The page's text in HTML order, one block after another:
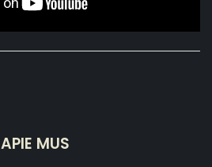
APIE MUS